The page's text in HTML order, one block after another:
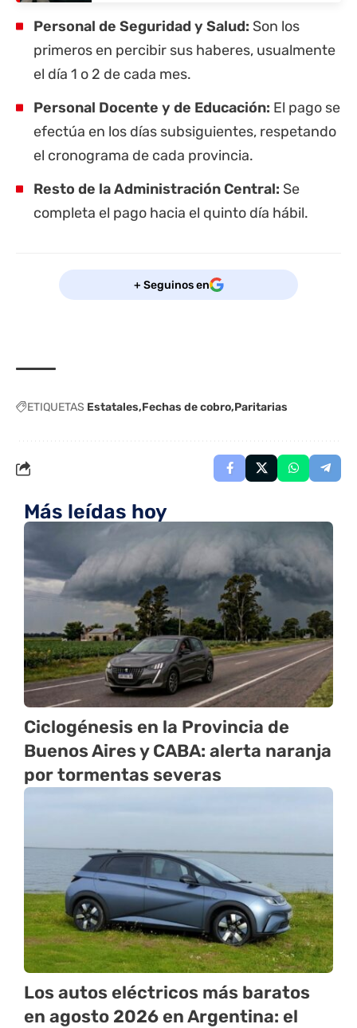
Personal de Seguridad y Salud: Son los
primeros en percibir sus haberes, usualmente
el día 1 o 2 de cada mes.
Personal Docente y de Educación: El pago se
efectúa en los días subsiguientes, respetando
el cronograma de cada provincia.
Resto de la Administración Central: Se
completa el pago hacia el quinto día hábil.
+ Seguinos en
ETIQUETAS Estatales Fechas de cobro Paritarias
Más leídas hoy
Ciclogénesis en la Provincia de
Buenos Aires y CABA: alerta naranja
por tormentas severas
Los autos eléctricos más baratos
en agosto 2026 en Argentina: el